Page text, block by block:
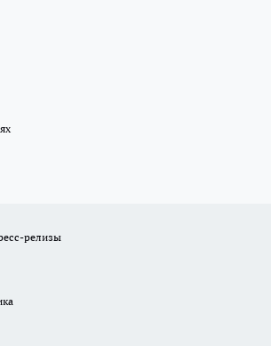
релизы